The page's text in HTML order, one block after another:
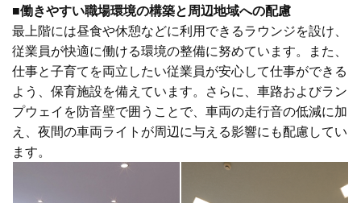
■働きやすい職場環境の構築と周辺地域への配慮
最上階には昼食や休憩などに利用できるラウンジを設け、
従業員が快適に働ける環境の整備に努めています。また、
仕事と子育てを両立したい従業員が安心して仕事ができる
よう、保育施設を備えています。さらに、車路およびラン
プウェイを防音壁で囲うことで、車両の走行音の低減に加
え、夜間の車両ライトが周辺に与える影響にも配慮してい
ます。